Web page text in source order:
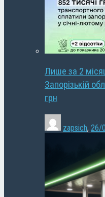
Лише за 2
Запорізькій
грн
zapsich, 26/